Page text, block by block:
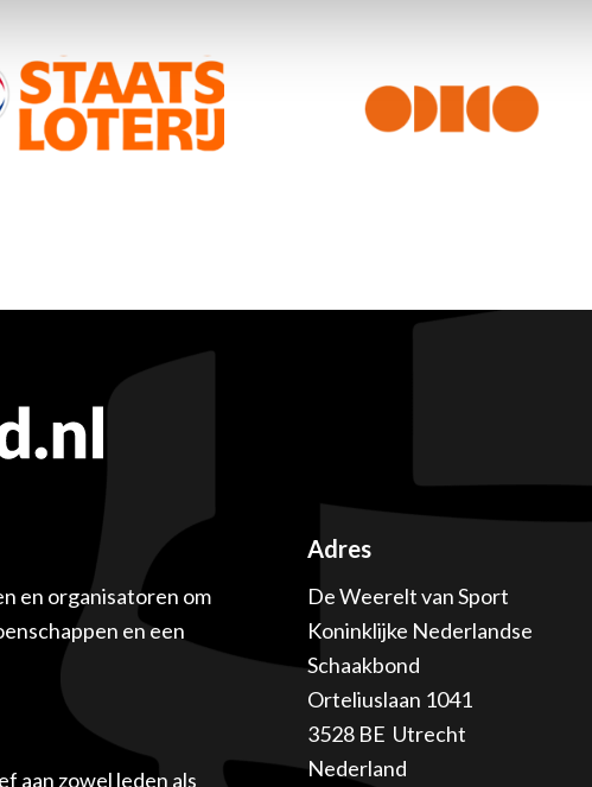
en organisatoren om
en een
aan zowel leden als
Adres
De Weerelt van Sport
Koninklijke Nederlandse
Schaakbond
Orteliuslaan 1041
3528 BE Utrecht
Nederland